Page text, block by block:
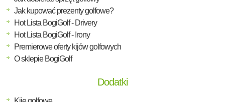
Jak kupować prezenty golfowe?
Hot Lista BogiGolf - Drivery
Hot Lista BogiGolf - Irony
Premierowe oferty kijów golfowych
O sklepie BogiGolf
Dodatki